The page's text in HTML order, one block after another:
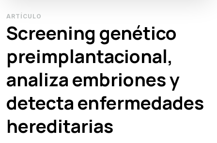
ARTÍCULO
Screening genético
preimplantacional,
analiza embriones y
detecta enfermedades
hereditarias